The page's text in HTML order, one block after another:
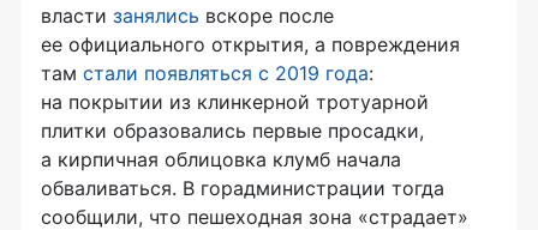
власти занялись вскоре после
ее официального открытия, а повреждения
там стали появляться с 2019 года:
на покрытии из клинкерной тротуарной
плитки образовались первые просадки,
а кирпичная облицовка клумб начала
обваливаться. В горадминистрации тогда
сообщили, что пешеходная зона «страдает»